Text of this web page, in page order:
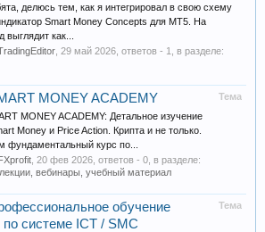
делюсь тем, как я интегрировал в свою схему
Smart Money Concepts для MT5. На
выглядит как...
29 май 2026 , ответов - 1, в разделе:
Тема
MONEY ACADEMY
MONEY ACADEMY: Детальное изучение
Money и Price Action. Крипта и не только.
фундаментальный курс по...
20 фев 2026 , ответов - 0, в разделе:
вебинары, учебный материал
Тема
обучение
по системе ICT / SMC